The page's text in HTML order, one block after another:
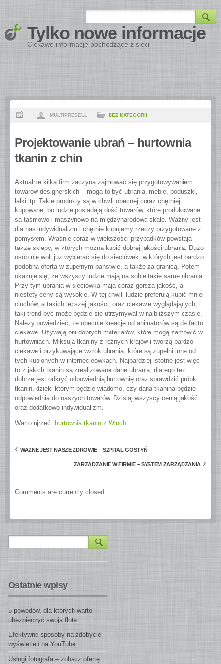
Tylko nowe informacje
Ciekawe informacje pochodzące z sieci
MULTIPRESELL BEZ KATEGORII
Projektowanie ubrań – hurtownia
tkanin z chin
Aktualnie kilka firm zaczyna zajmować się przygotowywaniem
towarów designerskich – mogą to być ubrania, meble, poduszki,
lalki itp. Takie produkty są w chwili obecnej coraz chętniej
kupowane, bo ludzie posiadają dość towarów, które produkowane
są taśmowo i maszynowo na międzynarodową skalę. Ważny jest
dla nas indywidualizm i chętnie kupujemy rzeczy przygotowane z
pomysłem. Właśnie coraz w większości przypadków powstają
także sklepy, w których można kupić dobrej jakości ubrania. Dużo
osób nie woli już wybierać się do sieciówek, w których jest bardzo
podobna oferta w zupełnym państwie, a także za granicą. Potem
okazuje się, że wszyscy ludzie mają na sobie takie same ubrania.
Przy tym ubrania w sieciówka mają coraz gorszą jakość, a
niestety ceny są wysokie. W tej chwili ludzie preferują kupić mniej
ciuchów, a takich lepszej jakości, oraz ciekawie wyglądających, i
taki trend być może będzie się utrzymywał w najbliższym czasie.
Należy powiedzieć, że obecnie kreacje od animatorów są de facto
ciekawe. Używają oni dobrych materiałów, które mogą zamówić w
hurtowniach. Miksują tkaniny z różnych krajów i tworzą bardzo
ciekawe i przykuwające wzrok ubrania, które są zupełni inne od
tych kupionych w internecieówkach. Najbardziej istotne jest więc
to z jakich tkanin są zrealizowane dane ubrania, dlatego też
dobrze jest odkryć odpowiednią hurtownię oraz sprawdzić próbki
tkanin, dzięki którym będzie wiadomo, czy dana tkanina będzie
odpowiednia do naszych towarów. Dzisiaj wszyscy cenią jakość
oraz dodatkowo indywidualizm.
Warto ujrzeć: hurtownia tkanin z Włoch
‹ WAŻNE JEST NASZE ZDROWIE – SZPITAL GOSTYŃ
ZARZĄDZANIE W FIRMIE – SYSTEM ZARZĄDZANIA ›
Comments are currently closed.
Ostatnie wpisy
5 powodów, dla których warto
ubezpieczyć swoją flotę
Efektywne sposoby na zdobycie
wyświetleń na YouTube
Usługi fotografa – zobacz ofertę